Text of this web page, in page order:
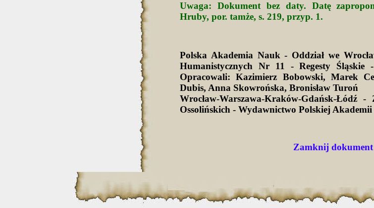
Uwaga: Dokument bez daty. Datę
Hruby, por. tamże, s. 219, przyp. 1.
Polska Akademia Nauk - Oddział we
Humanistycznych Nr 11 - Regesty
Opracowali: Kazimierz Bobowski, Marek
Dubis, Anna Skowrońska, Bronisław Turoń
Wrocław-Warszawa-Kraków-Gdańsk-Łódź
Ossolińskich - Wydawnictwo Polskiej
Zamknij dokument